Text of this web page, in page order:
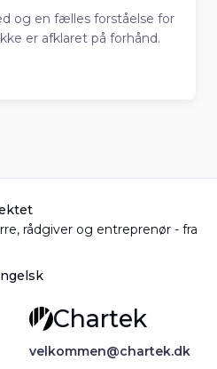
og en fælles forståelse for
er afklaret på forhånd.
rådgiver og entreprenør - fra
Chartek
velkommen@chartek.dk